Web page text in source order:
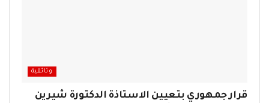
وثائقية
قرار جمهوري بتعيين الاستاذة الدكتورة شيرين